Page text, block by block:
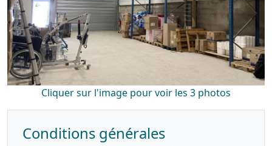
Cliquer sur l'image pour voir les 3 photos
Conditions générales